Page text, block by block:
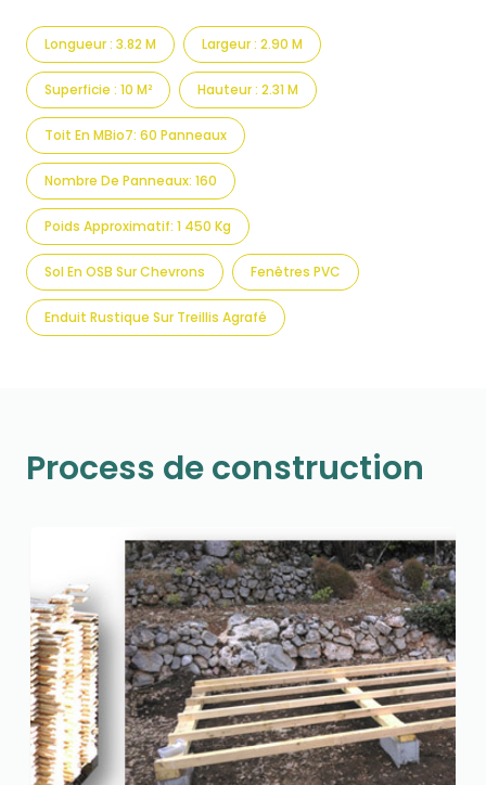
Longueur : 3.82 M Largeur : 2.90 M
Superficie : 10 M² Hauteur : 2.31 M
Toit En MBio7: 60 Panneaux
Nombre De Panneaux: 160
Poids Approximatif: 1 450 Kg
Sol En OSB Sur Chevrons Fenêtres PVC
Enduit Rustique Sur Treillis Agrafé
Process de construction